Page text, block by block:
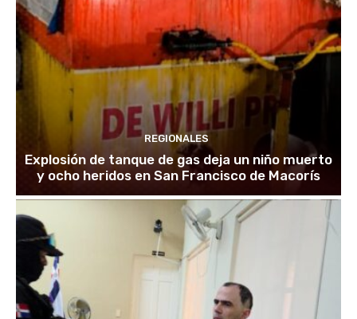
REGIONALES
Explosión de tanque de gas deja un niño muerto
y ocho heridos en San Francisco de Macorís